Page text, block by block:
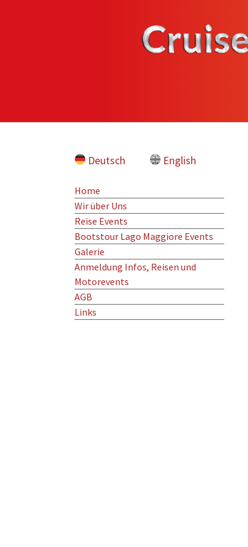
Deutsch English
Home
Wir über Uns
Reise Events
Bootstour Lago Maggiore Events
Galerie
Anmeldung Infos, Reisen und
Motorevents
AGB
Links